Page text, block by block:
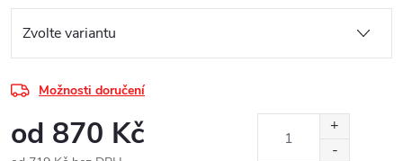
Možnosti doručení
od 870 Kč